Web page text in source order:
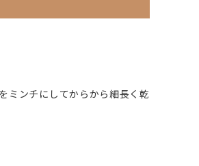
ミンチにしてからから細長く乾